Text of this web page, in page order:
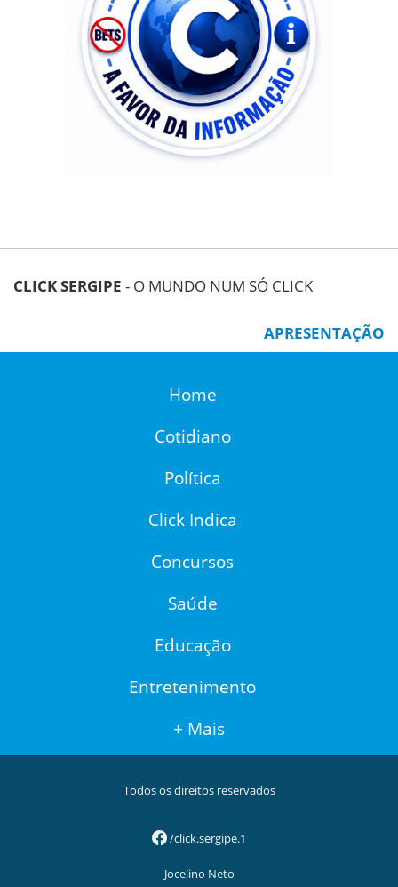
CLICK SERGIPE - O MUNDO NUM SÓ CLICK
APRESENTAÇÃO
Home
Cotidiano
Política
Click Indica
Concursos
Saúde
Educação
Entretenimento
+ Mais
Todos os direitos reservados
/click.sergipe.1
Jocelino Neto